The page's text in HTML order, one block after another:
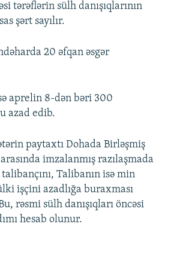
tərəflərin sülh danışıqlarının
şərt sayılır.
20 əfqan əsgər
aprelin 8-dən bəri 300
azad edib.
paytaxtı Dohada Birləşmiş
imzalanmış razılaşmada
Talibanın isə min
işçini azadlığa buraxması
rəsmi sülh danışıqları öncəsi
hesab olunur.